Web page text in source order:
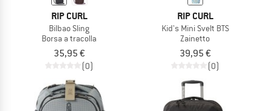
RIP CURL
Bilbao Sling
Borsa a tracolla
35,95 €
(0)
RIP CURL
Kid's Mini Svelt BTS
Zainetto
39,95 €
(0)